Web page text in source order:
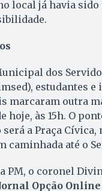
local já havia
dos
estudantes e
marcaram outra
hoje, às 15h. O
a Praça Cívica,
caminhada até o
PM, o coronel
Opção Online